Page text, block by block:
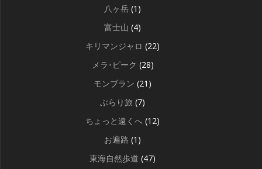
八ヶ岳 (1)
富士山 (4)
キリマンジャロ (22)
メラ･ピーク (28)
モンブラン (21)
ぶらり旅 (7)
ちょっと遠くへ (12)
お遍路 (1)
東海自然歩道 (47)